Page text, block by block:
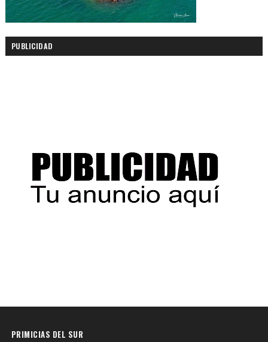
PUBLICIDAD
PRIMICIAS DEL SUR